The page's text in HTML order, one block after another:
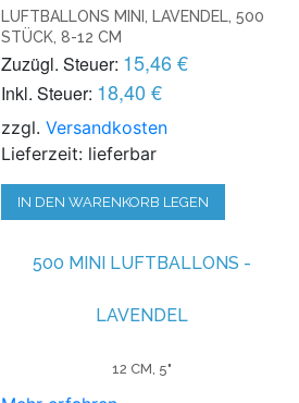
LUFTBALLONS MINI, LAVENDEL, 500
STÜCK, 8-12 CM
Zuzügl. Steuer: 15,46 €
Inkl. Steuer: 18,40 €
zzgl.Versandkosten
Lieferzeit: lieferbar
IN DEN WARENKORB LEGEN
500 MINI LUFTBALLONS -
LAVENDEL
12 CM, 5"